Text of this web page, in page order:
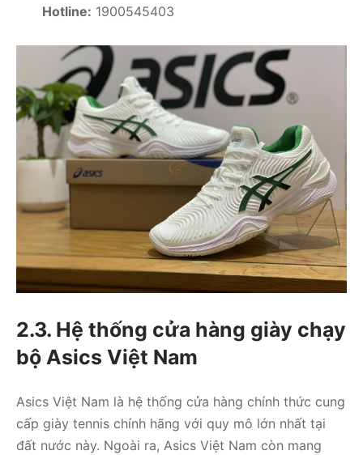
Hotline: 1900545403
2.3. Hệ thống cửa hàng giày chạy
bộ Asics Việt Nam
Asics Việt Nam là hệ thống cửa hàng chính thức cung
cấp giày tennis chính hãng với quy mô lớn nhất tại
đất nước này. Ngoài ra, Asics Việt Nam còn mang